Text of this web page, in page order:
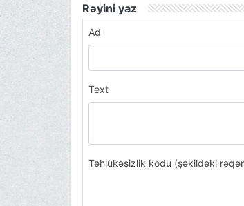
Rəyini yaz
Ad
Text
Təhlükəsizlik kodu (şəkildəki